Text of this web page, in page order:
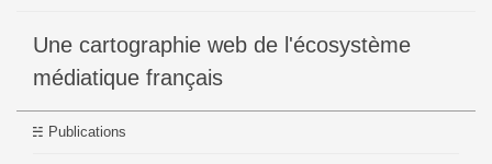
Une cartographie web de l'écosystème
médiatique français
Publications